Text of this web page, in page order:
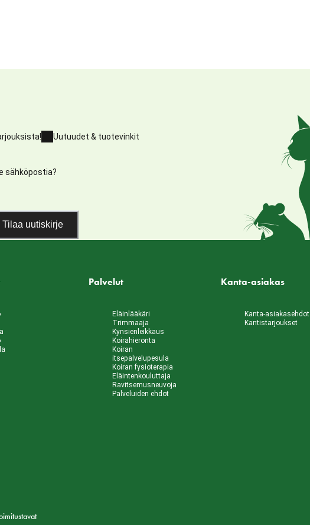
Uutuudet & tuotevinkit
sähköpostia?
Tilaa uutiskirje
Palvelut
Eläinlääkäri
Trimmaaja
Kynsienleikkaus
Koirahieronta
Koiran
itsepalvelupesula
Koiran fysioterapia
Eläintenkouluttaja
Ravitsemusneuvoja
Palveluiden ehdot
Kanta-asiakas
Kanta-asiakasehdot
Kantistarjoukset